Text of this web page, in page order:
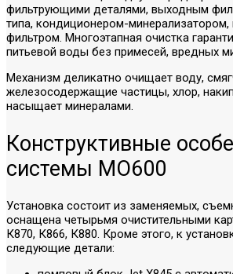
фильтрующими деталями, выходным
типа, кондиционером-
фильтром. Многоэтапная очистка
питьевой воды без примесей, вредных
Механизм деликатно очищает воду,
железосодержащие частицы, хлор,
насыщает минералами.
Конструктивные
системы МО600
Установка состоит из заменяемых,
оснащена четырьмя очистительными
К870, К866, К880. Кроме этого, к
следующие детали: